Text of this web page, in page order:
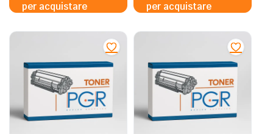
per acquistare
per acquistare